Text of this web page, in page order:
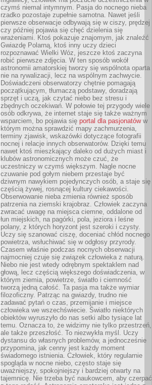
czymś niemal intymnym. Pasja do nocnego nieba
rzadko pozostaje zupełnie samotna. Nawet jeśli
pierwsze obserwacje odbywają się w ciszy, prędzej
czy później pojawia się chęć dzielenia się
wrażeniami. Ktoś pokazuje znajomym, jak znaleźć
Gwiazdę Polarną, ktoś inny uczy dzieci
rozpoznawać Wielki Wóz, jeszcze ktoś zaczyna
robić pierwsze zdjęcia. W ten sposób wokół
astronomii amatorskiej tworzy się wspólnota oparta
nie na rywalizacji, lecz na wspólnym zachwycie.
Doświadczeni obserwatorzy chętnie pomagają
początkującym, tłumaczą podstawy, doradzają
sprzęt i uczą, jak czytać niebo bez stresu i
zbędnych oczekiwań. W połowie tej przygody wiele
osób odkrywa, że internet staje się także ważnym
wsparciem, bo pojawia się portal dla pasjonatóww
którym można sprawdzić mapy zachmurzenia,
terminy zjawisk, wskazówki dotyczące fotografii
nocnej i relacje innych obserwatorów. Dzięki temu
nawet ktoś mieszkający daleko od dużych miast i
klubów astronomicznych może czuć, że
uczestniczy w czymś większym. Nagle nocne
czuwanie pod gołym niebem przestaje być
dziwnym nawykiem pojedynczych osób, a staje się
częścią żywej, rosnącej kultury ciekawości.
Obserwowanie nieba zmienia również sposób
patrzenia na ziemski krajobraz. Człowiek zaczyna
zwracać uwagę na miejsca ciemne, oddalone od
łun miejskich, na pagórki, pola, jeziora i leśne
polany, z których horyzont jest szeroki i czysty.
Uczy się szanować ciszę, doceniać chłód nocnego
powietrza, wsłuchiwać się w odgłosy przyrody.
Czasem właśnie podczas nocnych obserwacji
najmocniej czuje się związek człowieka z naturą.
Niebo nie jest wtedy odrębnym spektaklem nad
głową, lecz częścią większego doświadczenia, w
którym ziemia, powietrze, światło i ciemność
tworzą jedną całość. Ta pasja ma także wymiar
filozoficzny. Patrząc na gwiazdy, trudno nie
zadawać pytań o czas, przemijanie i miejsce
człowieka we wszechświecie. Światło niektórych
obiektów wyruszyło do nas setki albo tysiące lat
temu. Oznacza to, że widzimy nie tylko przestrzeń,
ale także przeszłość. To niezwykła myśl. Uczy
dystansu do własnych problemów, a jednocześnie
przypomina, jak cenny jest każdy moment
świadomego istnienia. Człowiek, który regularnie
spogląda w nocne niebo, często staje się
uważniejszy, spokojniejszy i bardziej otwarty na
tajemnicę. Nie trzeba być naukowcem, aby czerpać